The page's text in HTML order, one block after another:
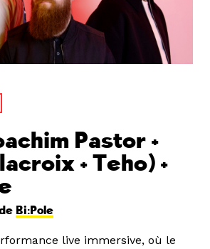
Pastor +
+ Teho) +
Bi:Pole
live immersive, où le